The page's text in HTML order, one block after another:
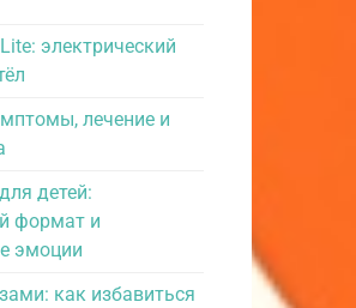
электрический
лечение и
детей:
формат и
эмоции
как избавиться